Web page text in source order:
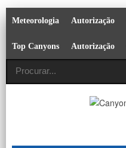
Meteorologia Autorização
Top Canyons Autorização